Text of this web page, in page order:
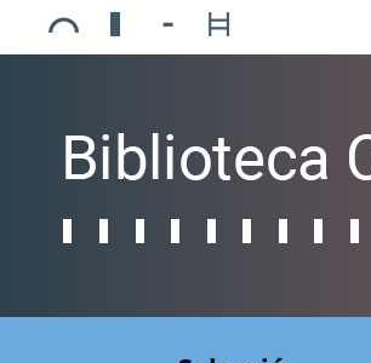
Ajuntament de Mollerussa
Biblioteca Comarcal Jaume Vila
Piscines de Mollerussa